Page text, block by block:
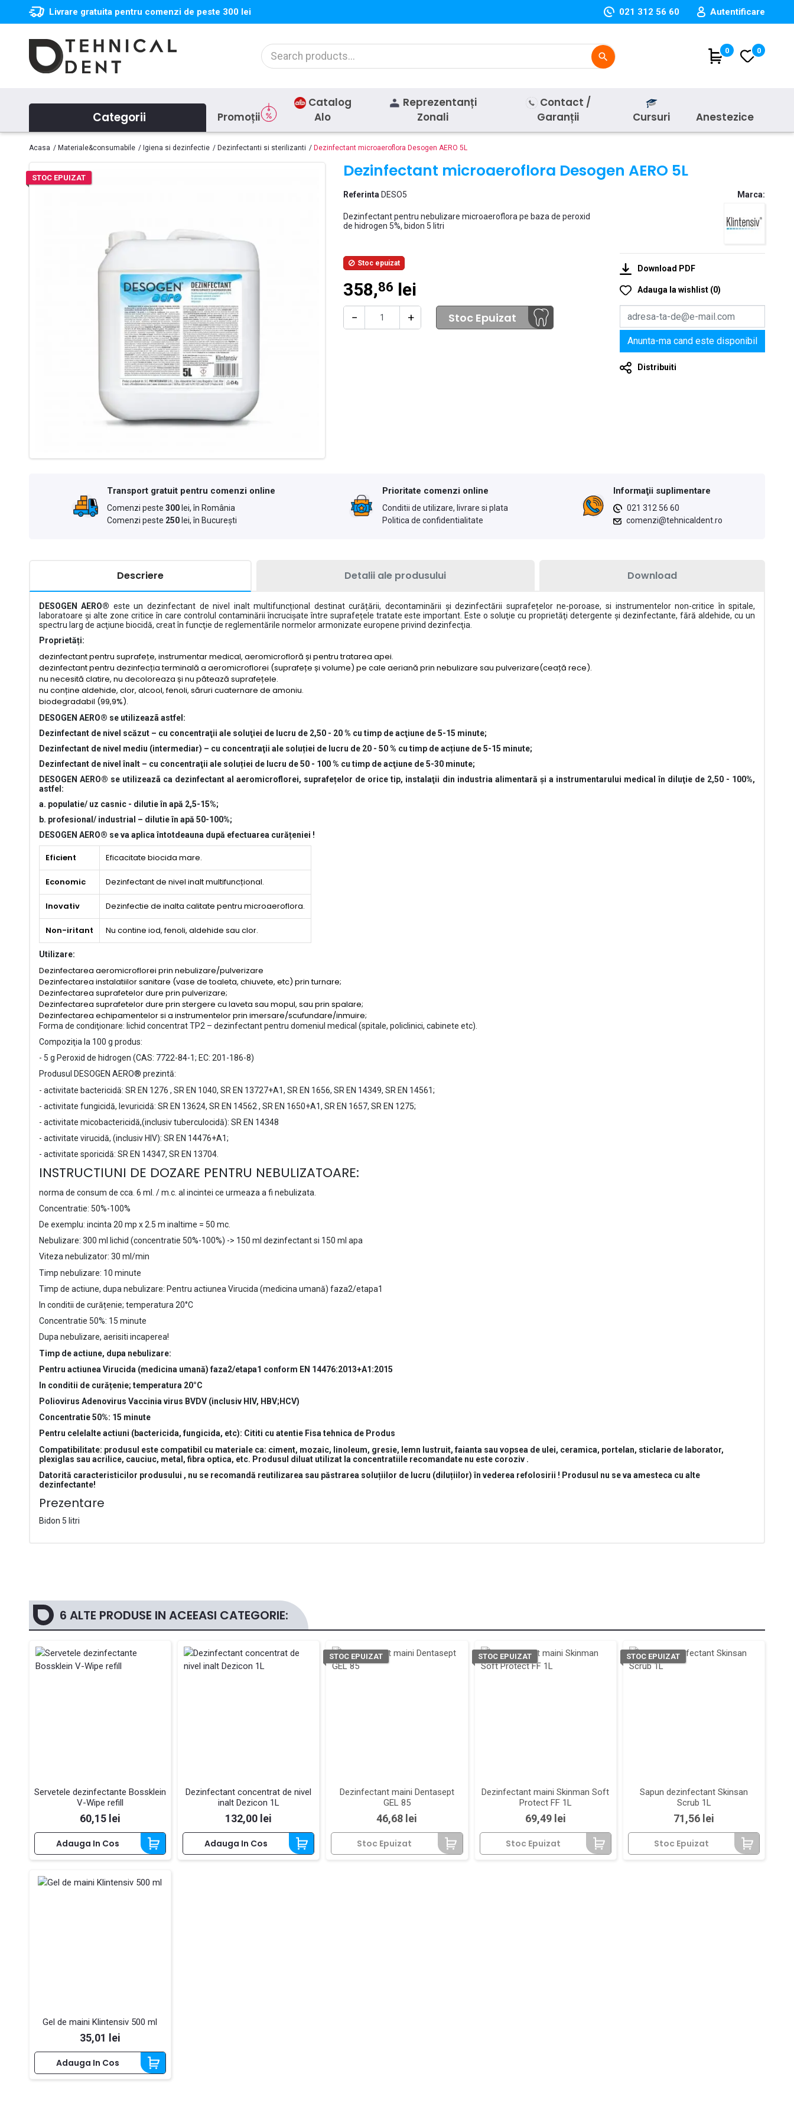
Livrare gratuita pentru comenzi de peste 300 lei 021 312 56 60 Autentificare
search
0) 0
Categorii Promoții
Catalog
Alo
Reprezentanți
Zonali
Contact /
Garanții
Cursuri Anestezice
Acasa Materiale&consumabile Igiena si dezinfectie Dezinfectanti si sterilizanti Dezinfectant microaeroflora Desogen AERO 5L
STOC EPUIZAT Dezinfectant microaeroflora Desogen AERO 5L
Marca:
Download PDF
Adauga la wishlist (0)
Anunta-ma cand este disponibil
Distribuiti
Referinta DESO5
Dezinfectant pentru nebulizare microaeroflora pe baza de peroxid
de hidrogen 5%, bidon 5 litri
 Stoc epuizat
358,86 lei
− + Stoc Epuizat
Transport gratuit pentru comenzi online
Comenzi peste300 lei, în România
Comenzi peste 250 lei, în București
Prioritate comenzi online
Conditii de utilizare, livrare si plata
Politica de confidentialitate
Informaţii suplimentare
021 312 56 60
comenzi@tehnicaldent.ro
Descriere Detalii ale produsului Download
DESOGEN AERO® este un dezinfectant de nivel inalt multifuncțional destinat curățării, decontaminării și dezinfectării suprafețelor ne-poroase, si instrumentelor non-critice în spitale,
laboratoare și alte zone critice în care controlul contaminării încrucișate între suprafețele tratate este important. Este o soluţie cu proprietăţi detergente şi dezinfectante, fără aldehide, cu un
spectru larg de acţiune biocidă, creat în funcţie de reglementările normelor armonizate europene privind dezinfecţia.
Proprietăți:
dezinfectant pentru suprafețe, instrumentar medical, aeromicrofloră și pentru tratarea apei.
dezinfectant pentru dezinfecția terminală a aeromicroflorei (suprafețe și volume) pe cale aeriană prin nebulizare sau pulverizare(ceață rece).
nu necesită clatire, nu decoloreaza și nu pătează suprafețele.
nu conține aldehide, clor, alcool, fenoli, săruri cuaternare de amoniu.
biodegradabil (99,9%).
DESOGEN AERO® se utilizeazã astfel:
Dezinfectant de nivel scăzut – cu concentraţii ale soluţiei de lucru de 2,50 - 20 % cu timp de acţiune de 5-15 minute;
Dezinfectant de nivel mediu (intermediar) – cu concentraţii ale soluției de lucru de 20 - 50 % cu timp de acțiune de 5-15 minute;
Dezinfectant de nivel înalt – cu concentraţii ale soluției de lucru de 50 - 100 % cu timp de acţiune de 5-30 minute;
DESOGEN AERO® se utilizeazã ca dezinfectant al aeromicroflorei, suprafețelor de orice tip, instalaţii din industria alimentară și a instrumentarului medical în diluţie de 2,50 - 100%,
astfel:
a. populatie/ uz casnic - dilutie în apă 2,5-15%;
b. profesional/ industrial – dilutie în apă 50-100%;
DESOGEN AERO® se va aplica întotdeauna după efectuarea curățeniei !
Eficient Eficacitate biocida mare.
Economic Dezinfectant de nivel inalt multifuncțional.
Inovativ Dezinfectie de inalta calitate pentru microaeroflora.
Non-iritant Nu contine iod, fenoli, aldehide sau clor.
Utilizare:
Dezinfectarea aeromicroflorei prin nebulizare/pulverizare
Dezinfectarea instalatiilor sanitare (vase de toaleta, chiuvete, etc) prin turnare;
Dezinfectarea suprafetelor dure prin pulverizare;
Dezinfectarea suprafetelor dure prin stergere cu laveta sau mopul, sau prin spalare;
Dezinfectarea echipamentelor si a instrumentelor prin imersare/scufundare/inmuire;
Forma de condiţionare: lichid concentrat TP2 – dezinfectant pentru domeniul medical (spitale, policlinici, cabinete etc).
Compoziţia la 100 g produs:
- 5 g Peroxid de hidrogen (CAS: 7722-84-1; EC: 201-186-8)
Produsul DESOGEN AERO® prezintă:
- activitate bactericidă: SR EN 1276 , SR EN 1040, SR EN 13727+A1, SR EN 1656, SR EN 14349, SR EN 14561;
- activitate fungicidă, levuricidă: SR EN 13624, SR EN 14562 , SR EN 1650+A1, SR EN 1657, SR EN 1275;
- activitate micobactericidă,(inclusiv tuberculocidă): SR EN 14348
- activitate virucidă, (inclusiv HIV): SR EN 14476+A1;
- activitate sporicidă: SR EN 14347, SR EN 13704.
INSTRUCTIUNI DE DOZARE PENTRU NEBULIZATOARE:
norma de consum de cca. 6 ml. / m.c. al incintei ce urmeaza a fi nebulizata.
Concentratie: 50%-100%
De exemplu: incinta 20 mp x 2.5 m inaltime = 50 mc.
Nebulizare: 300 ml lichid (concentratie 50%-100%) -> 150 ml dezinfectant si 150 ml apa
Viteza nebulizator: 30 ml/min
Timp nebulizare: 10 minute
Timp de actiune, dupa nebulizare: Pentru actiunea Virucida (medicina umană) faza2/etapa1
In conditii de curățenie; temperatura 20°C
Concentratie 50%: 15 minute
Dupa nebulizare, aerisiti incaperea!
Timp de actiune, dupa nebulizare:
Pentru actiunea Virucida (medicina umană) faza2/etapa1 conform EN 14476:2013+A1:2015
In conditii de curățenie; temperatura 20°C
Poliovirus Adenovirus Vaccinia virus BVDV (inclusiv HIV, HBV;HCV)
Concentratie 50%: 15 minute
Pentru celelalte actiuni (bactericida, fungicida, etc): Cititi cu atentie Fisa tehnica de Produs
Compatibilitate: produsul este compatibil cu materiale ca: ciment, mozaic, linoleum, gresie, lemn lustruit, faianta sau vopsea de ulei, ceramica, portelan, sticlarie de laborator,
plexiglas sau acrilice, cauciuc, metal, fibra optica, etc. Produsul diluat utilizat la concentratiile recomandate nu este coroziv .
Datorită caracteristicilor produsului , nu se recomandă reutilizarea sau păstrarea soluțiilor de lucru (diluțiilor) în vederea refolosirii ! Produsul nu se va amesteca cu alte
dezinfectante!
Prezentare
Bidon 5 litri
6 ALTE PRODUSE IN ACEEASI CATEGORIE:
Servetele dezinfectante Bossklein
V-Wipe refill
Pret
60,15 lei
Adauga In Cos
Dezinfectant concentrat de nivel
inalt Dezicon 1L
Pret
132,00 lei
Adauga In Cos
Dezinfectant maini Dentasept
GEL 85
Pret
46,68 lei
Stoc Epuizat
STOC EPUIZAT
Dezinfectant maini Skinman Soft
Protect FF 1L
Pret
69,49 lei
Stoc Epuizat
STOC EPUIZAT
Sapun dezinfectant Skinsan
Scrub 1L
Pret
71,56 lei
Stoc Epuizat
STOC EPUIZAT
Gel de maini Klintensiv 500 ml
Pret
35,01 lei
Adauga In Cos